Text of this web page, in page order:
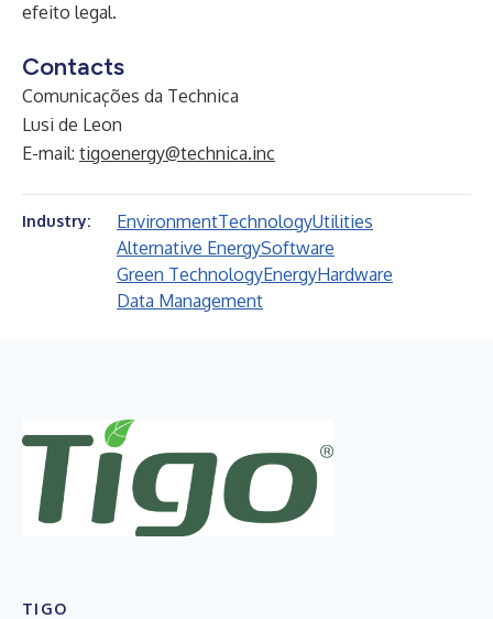
efeito legal.
Contacts
Comunicações da Technica
Lusi de Leon
E-mail: tigoenergy@technica.inc
Industry: EnvironmentTechnologyUtilities
Alternative EnergySoftware
Green TechnologyEnergyHardware
Data Management
TIGO